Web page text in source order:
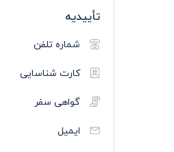
تأییدیه
شماره تلفن
کارت شناسایی
گواهی سفر
ایمیل